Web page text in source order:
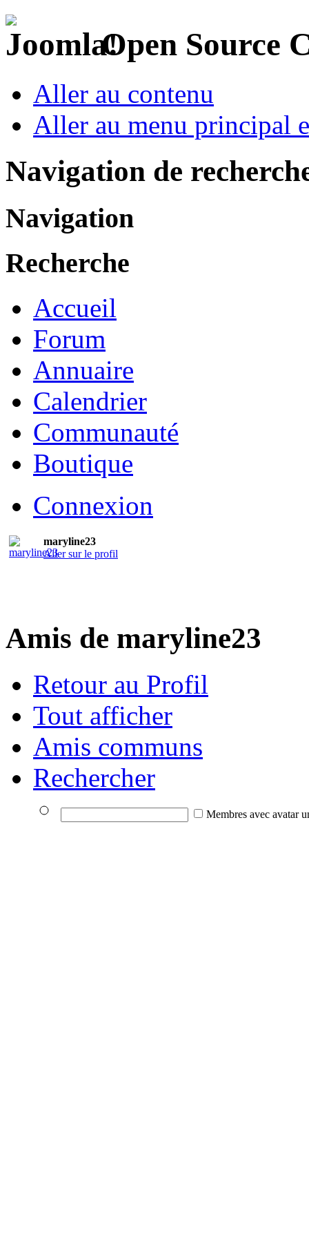
Open Source
Aller au contenu
Aller au menu principal
Navigation de
Navigation
Recherche
Accueil
Forum
Annuaire
Calendrier
Communauté
Boutique
Connexion
maryline23
Aller sur le profil
Amis de maryline23
Retour au Profil
Tout afficher
Amis communs
Rechercher
Membres avec avatar